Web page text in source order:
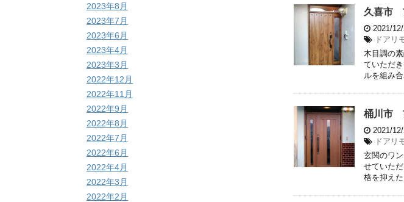
久喜市
2021/
ドアリ
木目調の
ていただ
ルを組み
桶川市
2021/
ドアリ
玄関のワ
せていた
格を抑え
2023年8月
2023年7月
2023年6月
2023年4月
2023年3月
2022年12月
2022年11月
2022年9月
2022年8月
2022年7月
2022年6月
2022年4月
2022年3月
2022年2月